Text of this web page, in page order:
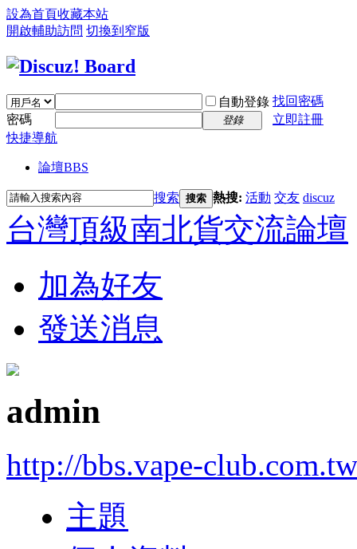
設為首頁收藏本站
開啟輔助訪問 切換到窄版
自動登錄 找回密碼
密碼
登錄
立即註冊
快捷導航
論壇BBS
搜索 搜索 熱搜: 活動 交友 discuz
台灣頂級南北貨交流論壇
加為好友
發送消息
admin
http://bbs.vape-
主題